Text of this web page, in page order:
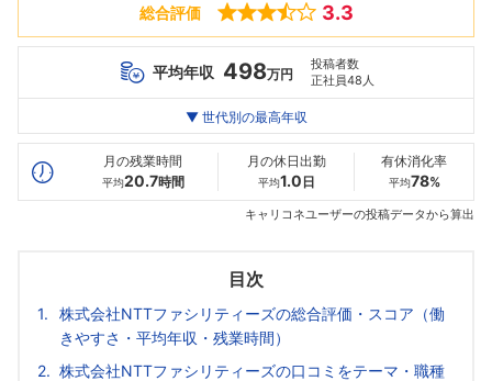
総合評価 3.3
平均年収 498万円
投稿者数
正社員48人
最高年収
20代
638万
30代
790万
939万
▼ 世代別の最高年収
月の残業時間
平均20.7時間
月の休日出勤
平均1.0 日
有休消化率
平均78%
キャリコネユーザーの投稿データから算出
目次
株式会社NTTファシリティーズの総合評価・スコア（働
きやすさ・平均年収・残業時間）
株式会社NTTファシリティーズの口コミをテーマ・職種